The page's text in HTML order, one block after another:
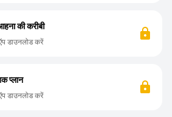
की करीबी
डाउनलोड करें
प्लान
डाउनलोड करें